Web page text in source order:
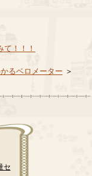
！！！
るベロメーター ＞
セ